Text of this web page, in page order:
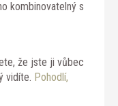
kombinovatelný s
že jste ji vůbec
vidíte. Pohodlí,